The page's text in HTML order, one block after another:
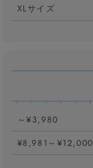
XLサイズ
～¥3,980
¥8,981～¥12,000